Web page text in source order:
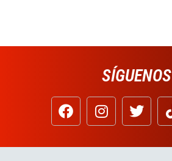
SÍGUENOS